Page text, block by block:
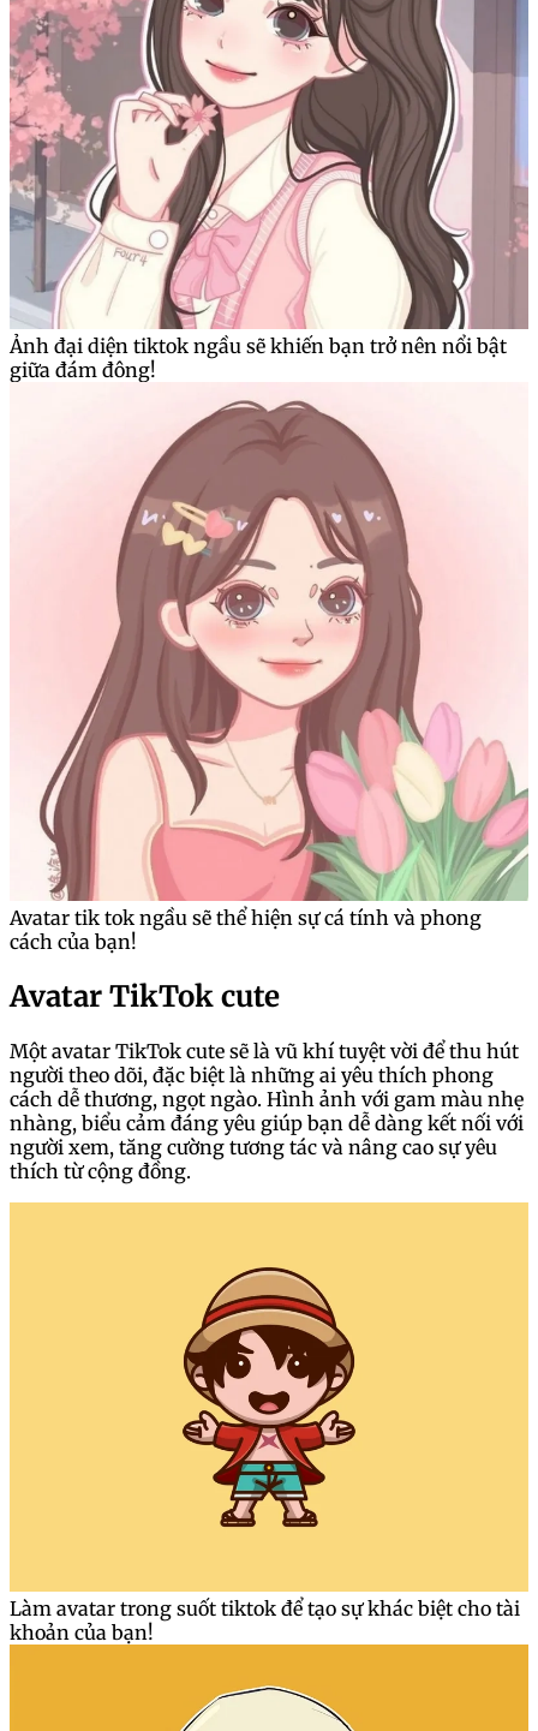
Ảnh đại diện tiktok ngầu sẽ khiến bạn trở nên nổi bật
giữa đám đông!
Avatar tik tok ngầu sẽ thể hiện sự cá tính và phong
cách của bạn!
Avatar TikTok cute
Một avatar TikTok cute sẽ là vũ khí tuyệt vời để thu hút
người theo dõi, đặc biệt là những ai yêu thích phong
cách dễ thương, ngọt ngào. Hình ảnh với gam màu nhẹ
nhàng, biểu cảm đáng yêu giúp bạn dễ dàng kết nối với
người xem, tăng cường tương tác và nâng cao sự yêu
thích từ cộng đồng.
Làm avatar trong suốt tiktok để tạo sự khác biệt cho tài
khoản của bạn!